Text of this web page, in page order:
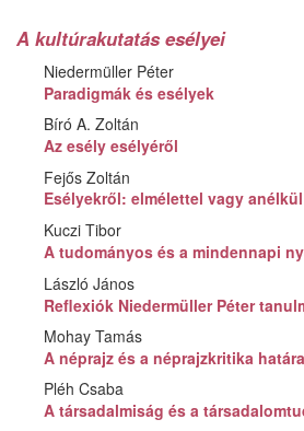
A kultúrakutatás esélyei
Niedermüller Péter
Paradigmák és esélyek
Bíró A. Zoltán
Az esély esélyéről
Fejős Zoltán
Esélyekről: elmélettel vagy anélkül
Kuczi Tibor
A tudományos és a mindennapi
László János
Reflexiók Niedermüller Péter
Mohay Tamás
A néprajz és a néprajzkritika
Pléh Csaba
A társadalmiság és a